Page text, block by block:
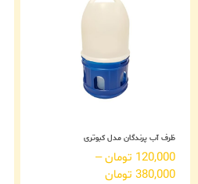
ظرف آب پرندگان مدل کبوتری
120,000 تومان –
380,000 تومان